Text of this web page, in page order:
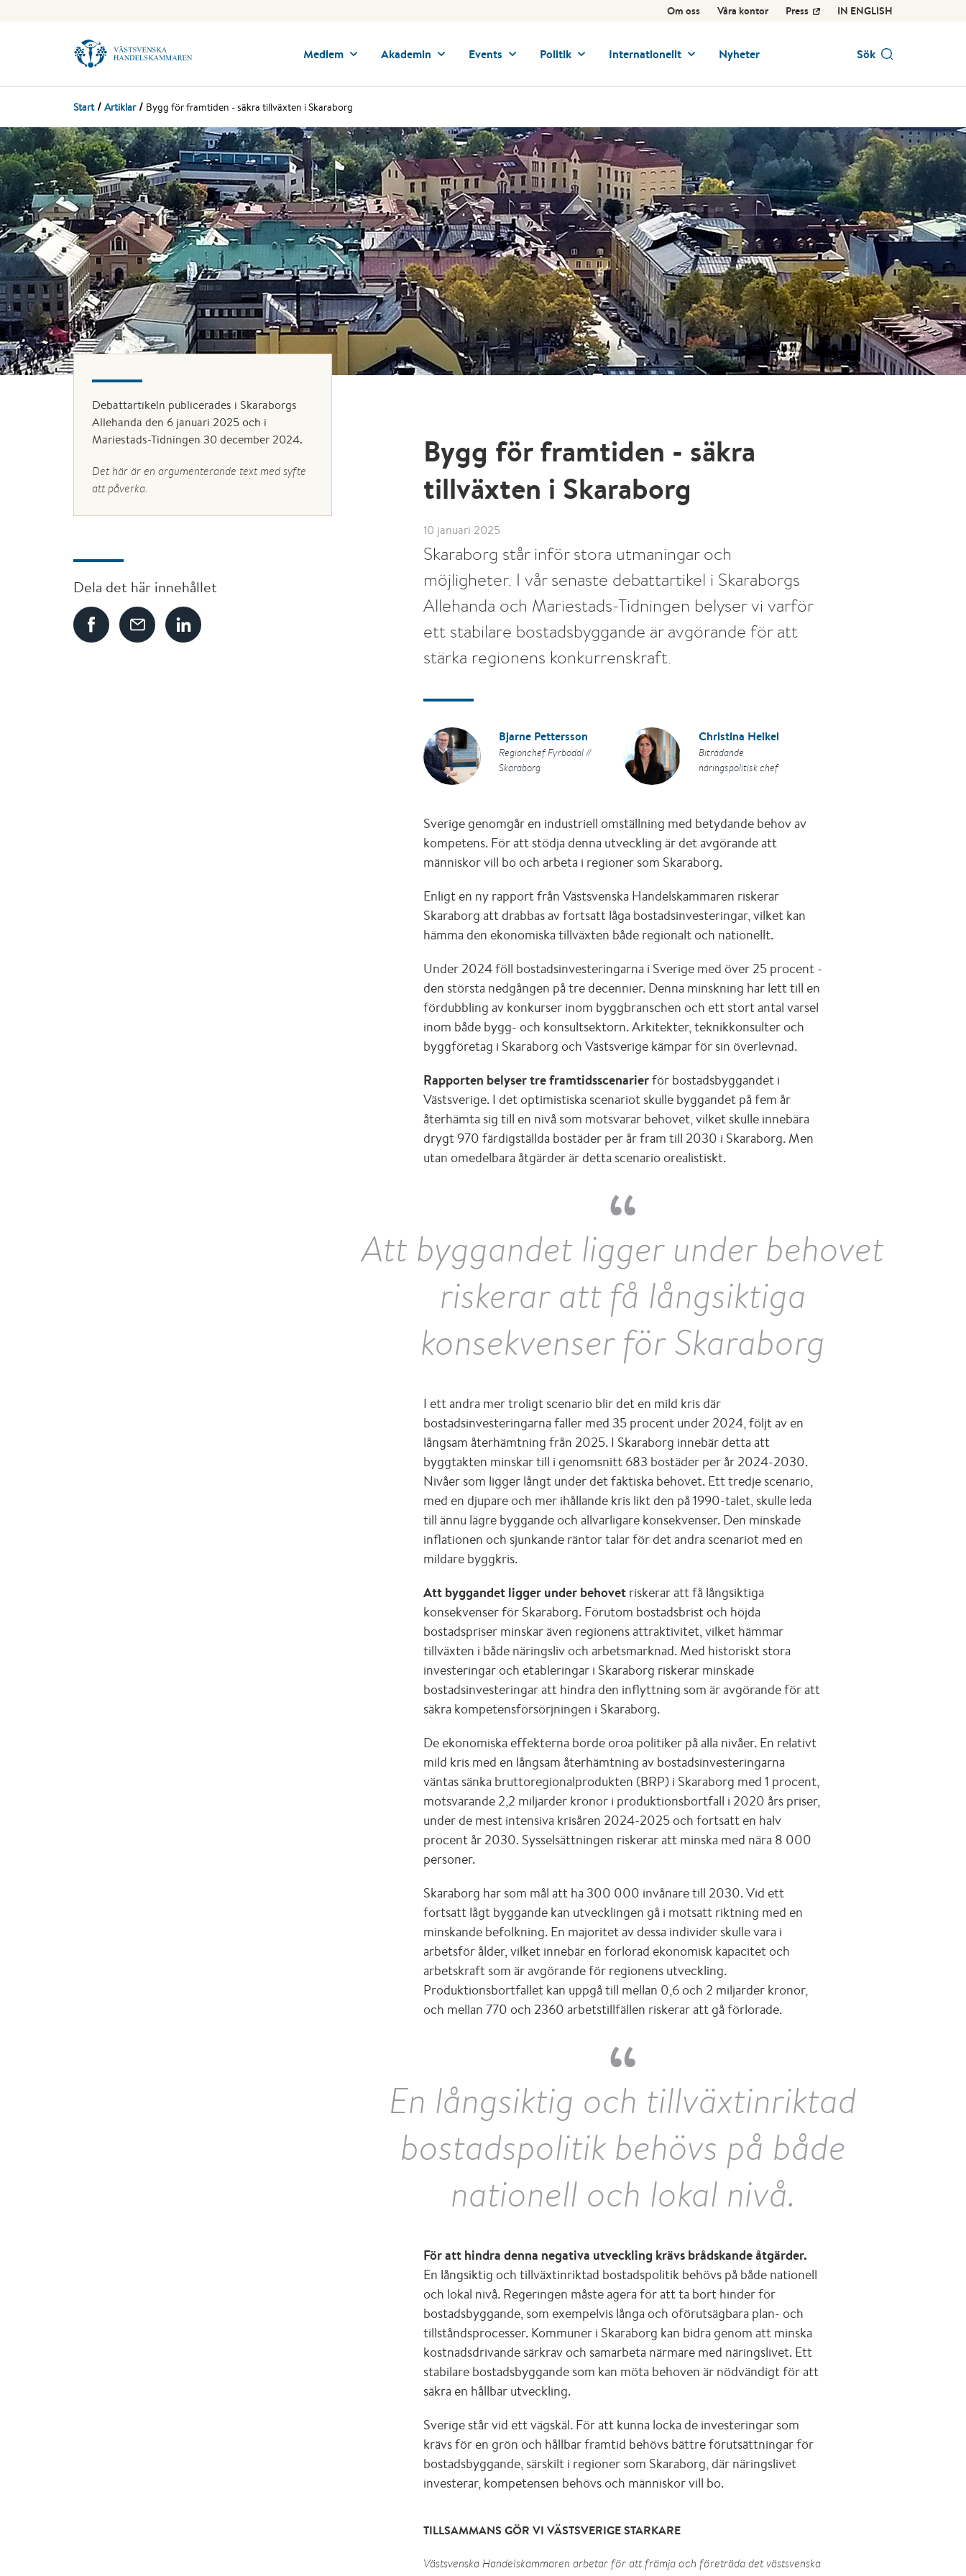
Om oss Våra kontor Press IN ENGLISH
Medlem Akademin Events Politik Internationellt Nyheter Sök
Start Artiklar Bygg för framtiden - säkra tillväxten i Skaraborg
Debattartikeln publicerades i Skaraborgs
Allehanda den 6 januari 2025 och i
Mariestads-Tidningen 30 december 2024.
Det här är en argumenterande text med syfte
att påverka.
Dela det här innehållet
Bygg för framtiden - säkra
tillväxten i Skaraborg
10 januari 2025
Skaraborg står inför stora utmaningar och
möjligheter. I vår senaste debattartikel i Skaraborgs
Allehanda och Mariestads-Tidningen belyser vi varför
ett stabilare bostadsbyggande är avgörande för att
stärka regionens konkurrenskraft.
Bjarne Pettersson
Regionchef Fyrbodal //
Skaraborg
Christina Heikel
Biträdande
näringspolitisk chef
Sverige genomgår en industriell omställning med betydande behov av
kompetens. För att stödja denna utveckling är det avgörande att
människor vill bo och arbeta i regioner som Skaraborg.
Enligt en ny rapport från Västsvenska Handelskammaren riskerar
Skaraborg att drabbas av fortsatt låga bostadsinvesteringar, vilket kan
hämma den ekonomiska tillväxten både regionalt och nationellt.
Under 2024 föll bostadsinvesteringarna i Sverige med över 25 procent -
den största nedgången på tre decennier. Denna minskning har lett till en
fördubbling av konkurser inom byggbranschen och ett stort antal varsel
inom både bygg- och konsultsektorn. Arkitekter, teknikkonsulter och
byggföretag i Skaraborg och Västsverige kämpar för sin överlevnad.
Rapporten belyser tre framtidsscenarierför bostadsbyggandet i
Västsverige. I det optimistiska scenariot skulle byggandet på fem år
återhämta sig till en nivå som motsvarar behovet, vilket skulle innebära
drygt 970 färdigställda bostäder per år fram till 2030 i Skaraborg. Men
utan omedelbara åtgärder är detta scenario orealistiskt.
Att byggandet ligger under behovet
riskerar att få långsiktiga
konsekvenser för Skaraborg
I ett andra mer troligt scenario blir det en mild kris där
bostadsinvesteringarna faller med 35 procent under 2024, följt av en
långsam återhämtning från 2025. I Skaraborg innebär detta att
byggtakten minskar till i genomsnitt 683 bostäder per år 2024-2030.
Nivåer som ligger långt under det faktiska behovet. Ett tredje scenario,
med en djupare och mer ihållande kris likt den på 1990-talet, skulle leda
till ännu lägre byggande och allvarligare konsekvenser. Den minskade
inflationen och sjunkande räntor talar för det andra scenariot med en
mildare byggkris.
Att byggandet ligger under behovet riskerar att få långsiktiga
konsekvenser för Skaraborg. Förutom bostadsbrist och höjda
bostadspriser minskar även regionens attraktivitet, vilket hämmar
tillväxten i både näringsliv och arbetsmarknad. Med historiskt stora
investeringar och etableringar i Skaraborg riskerar minskade
bostadsinvesteringar att hindra den inflyttning som är avgörande för att
säkra kompetensförsörjningen i Skaraborg.
De ekonomiska effekterna borde oroa politiker på alla nivåer. En relativt
mild kris med en långsam återhämtning av bostadsinvesteringarna
väntas sänka bruttoregionalprodukten (BRP) i Skaraborg med 1 procent,
motsvarande 2,2 miljarder kronor i produktionsbortfall i 2020 års priser,
under de mest intensiva krisåren 2024-2025 och fortsatt en halv
procent år 2030. Sysselsättningen riskerar att minska med nära 8 000
personer.
Skaraborg har som mål att ha 300 000 invånare till 2030. Vid ett
fortsatt lågt byggande kan utvecklingen gå i motsatt riktning med en
minskande befolkning. En majoritet av dessa individer skulle vara i
arbetsför ålder, vilket innebär en förlorad ekonomisk kapacitet och
arbetskraft som är avgörande för regionens utveckling.
Produktionsbortfallet kan uppgå till mellan 0,6 och 2 miljarder kronor,
och mellan 770 och 2360 arbetstillfällen riskerar att gå förlorade.
En långsiktig och tillväxtinriktad
bostadspolitik behövs på både
nationell och lokal nivå.
För att hindra denna negativa utveckling krävs brådskande åtgärder.
En långsiktig och tillväxtinriktad bostadspolitik behövs på både nationell
och lokal nivå. Regeringen måste agera för att ta bort hinder för
bostadsbyggande, som exempelvis långa och oförutsägbara plan- och
tillståndsprocesser. Kommuner i Skaraborg kan bidra genom att minska
kostnadsdrivande särkrav och samarbeta närmare med näringslivet. Ett
stabilare bostadsbyggande som kan möta behoven är nödvändigt för att
säkra en hållbar utveckling.
Sverige står vid ett vägskäl. För att kunna locka de investeringar som
krävs för en grön och hållbar framtid behövs bättre förutsättningar för
bostadsbyggande, särskilt i regioner som Skaraborg, där näringslivet
investerar, kompetensen behövs och människor vill bo.
TILLSAMMANS GÖR VI VÄSTSVERIGE STARKARE
Västsvenska Handelskammaren arbetar för att främja och företräda det västsvenska